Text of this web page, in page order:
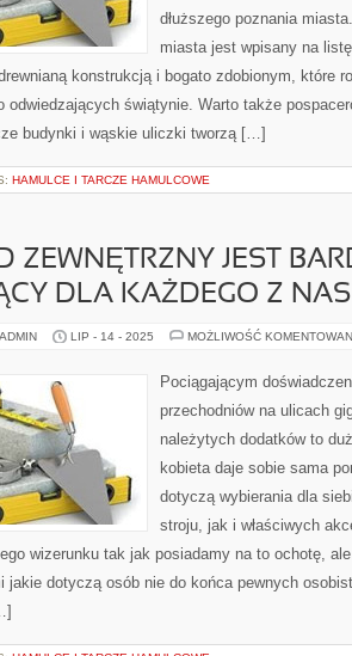
dłuższego poznania
miasta jest wpisany na
konstrukcją i bogato zdobionym, które
odwiedzających świątynie. Warto także
budynki i wąskie uliczki tworzą […]
HAMULCE I TARCZE HAMULCOWE
ZEWNĘTRZNY JEST
DLA KAŻDEGO Z NAS
LIP - 14 - 2025 MOŻLIWOŚĆ
Pociągającym
przechodniów na ulicach
należytych dodatków to
kobieta daje sobie sama
dotyczą wybierania dla
stroju, jak i właściwych
wizerunku tak jak posiadamy na to ochotę,
jakie dotyczą osób nie do końca pewnych